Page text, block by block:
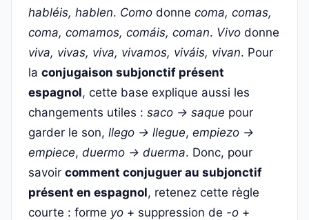
habléis, hablen. Como donne coma, comas,
coma, comamos, comáis, coman. Vivo donne
viva, vivas, viva, vivamos, viváis, vivan. Pour
la conjugaison subjonctif présent
espagnol, cette base explique aussi les
changements utiles : saco → saque pour
garder le son, llego → llegue, empiezo →
empiece, duermo → duerma. Donc, pour
savoir comment conjuguer au subjonctif
présent en espagnol, retenez cette règle
courte : forme yo + suppression de -o +